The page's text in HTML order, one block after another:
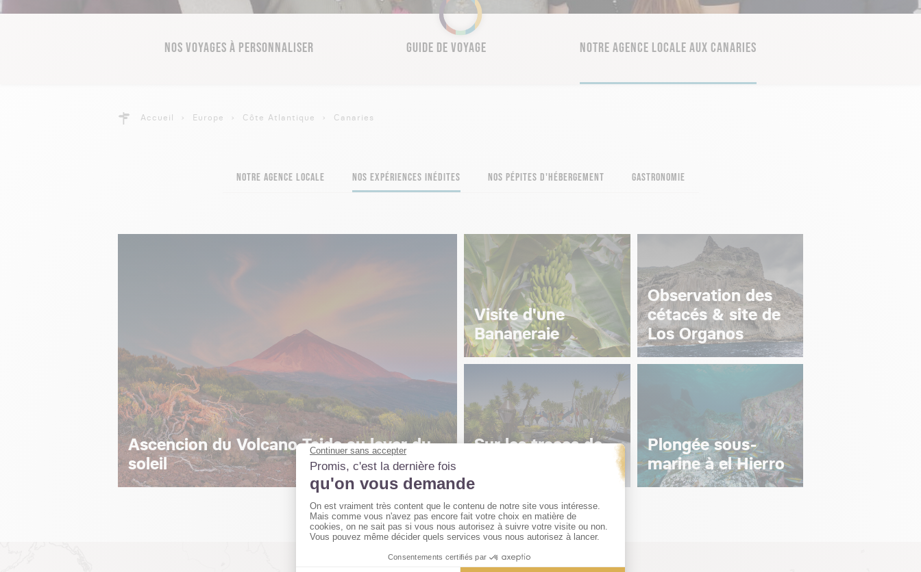
NOS VOYAGES À PERSONNALISER GUIDE DE VOYAGE NOTRE AGENCE LOCALE AUX CANARIES
Accueil Europe Côte Atlantique Canaries
NOTRE AGENCE LOCALE NOS EXPÉRIENCES INÉDITES NOS PÉPITES D'HÉBERGEMENT GASTRONOMIE
Ascencion du Volcano Teide au lever du
soleil
Visite d'une
Bananeraie
Observation des
cétacés & site de
Los Organos
Sur les traces de
Plongée sous-
marine à el Hierro